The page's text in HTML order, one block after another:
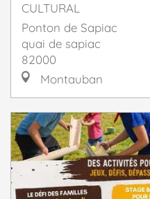
CULTURAL
Ponton de Sapiac
quai de sapiac
82000
Montauban